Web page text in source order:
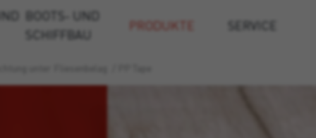
BOOTS- UND
SCHIFFBAU
PRODUKTE SERVICE